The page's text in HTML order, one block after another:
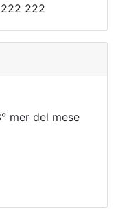
222
mer del mese